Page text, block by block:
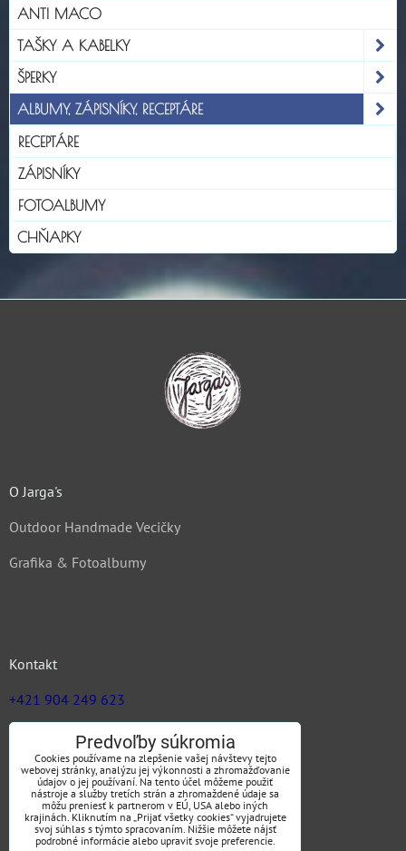
ANTI MACO
TAŠKY A KABELKY
ŠPERKY
ALBUMY, ZÁPISNÍKY, RECEPTÁRE
RECEPTÁRE
ZÁPISNÍKY
FOTOALBUMY
CHŇAPKY
O Jarga's
Outdoor Handmade Vecičky
Grafika & Fotoalbumy
Kontakt
+421 904 249 623
zuz@jargas.sk
Obchodné podmienky
Predvoľby súkromia
Cookies používame na zlepšenie vašej návštevy tejto
webovej stránky, analýzu jej výkonnosti a zhromažďovanie
údajov o jej používaní. Na tento účel môžeme použiť
nástroje a služby tretích strán a zhromaždené údaje sa
môžu preniesť k partnerom v EÚ, USA alebo iných
krajinách. Kliknutím na „Prijať všetky cookies“ vyjadrujete
svoj súhlas s týmto spracovaním. Nižšie môžete nájsť
podrobné informácie alebo upraviť svoje preferencie.